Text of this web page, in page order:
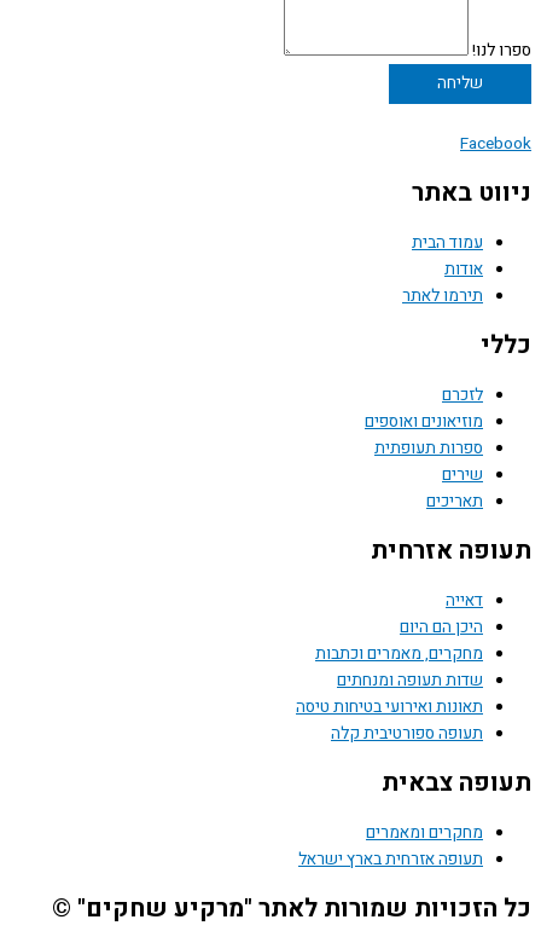
ספרו לנו!
שליחה
Facebook
ניווט באתר
עמוד הבית
אודות
תירמו לאתר
כללי
לזכרם
מוזיאונים ואוספים
ספרות תעופתית
שירים
תאריכים
תעופה אזרחית
דאייה
היכן הם היום
מחקרים, מאמרים וכתבות
שדות תעופה ומנחתים
תאונות ואירועי בטיחות טיסה
תעופה ספורטיבית קלה
תעופה צבאית
מחקרים ומאמרים
תעופה אזרחית בארץ ישראל
כל הזכויות שמורות לאתר "מרקיע שחקים" ©